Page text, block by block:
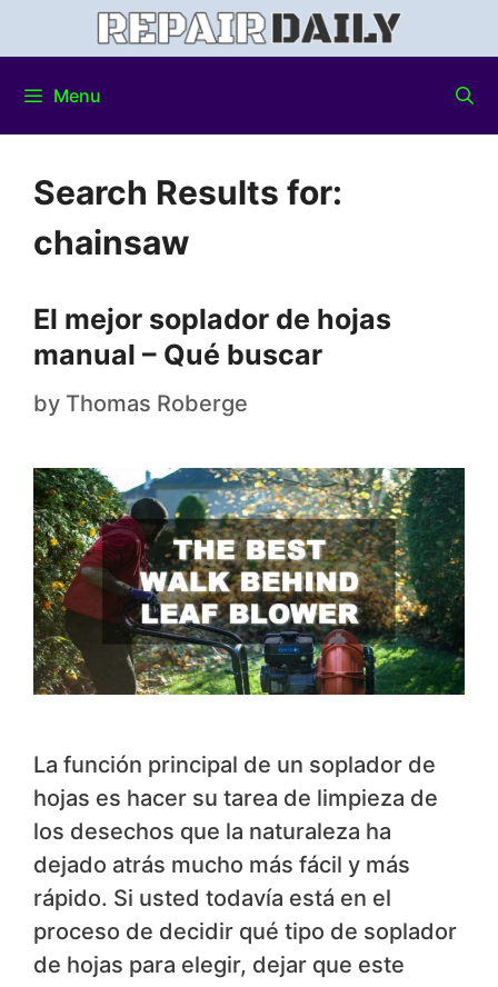
Menu
Search Results for:
chainsaw
El mejor soplador de hojas
manual – Qué buscar
by Thomas Roberge
La función principal de un soplador de
hojas es hacer su tarea de limpieza de
los desechos que la naturaleza ha
dejado atrás mucho más fácil y más
rápido. Si usted todavía está en el
proceso de decidir qué tipo de soplador
de hojas para elegir, dejar que este